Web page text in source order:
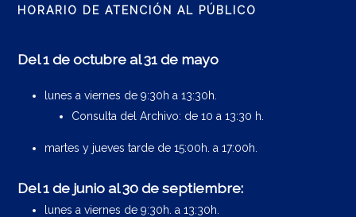
HORARIO DE ATENCIÓN AL PÚBLICO
Del 1 de octubre al 31 de mayo
lunes a viernes de 9:30h a 13:30h.
Consulta del Archivo: de 10 a 13:30 h.
martes y jueves tarde de 15:00h. a 17:00h.
Del 1 de junio al 30 de septiembre:
lunes a viernes de 9:30h. a 13:30h.